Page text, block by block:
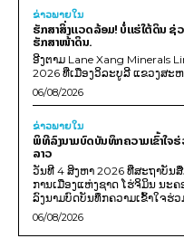
ຂ່າວພາຍ​ໃນ
ຮັກສາສິ່ງແວດລ້ອມ! ບໍ່ແຮ່ໃຕ້ດິນ
ຮັກສາໜ້າດິນ.
ອີງຕາມ Lane Xang Minerals
2026 ທີ່ເມືອງວິລະບູລີ ແຂວງສະ
06/08/2026
ຂ່າວພາຍ​ໃນ
ພິທີລົງນາມບົດບັນທຶກຄວາມເຂົ້າໃ
ລາວ
ວັນທີ 4 ສິງຫາ 2026 ທີ່ສະຖາບັນ
ການເມືອງແຫ່ງຊາດ ໂຮ່ຈິມິນ ນະ
ລົງນາມບົດບັນທຶກຄວາມເຂົ້າໃຈຮ່ວ
06/08/2026